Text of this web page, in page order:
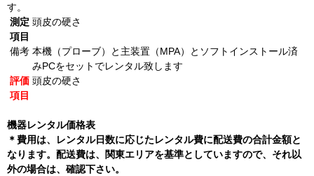
す。
測定
項目
頭皮の硬さ
備考 本機（プローブ）と主装置（MPA）とソフトインストール済
みPCをセットでレンタル致します
評価
項目
頭皮の硬さ
機器レンタル価格表
＊費用は、レンタル日数に応じたレンタル費に配送費の合計金額と
なります。配送費は、関東エリアを基準としていますので、それ以
外の場合は、確認下さい。